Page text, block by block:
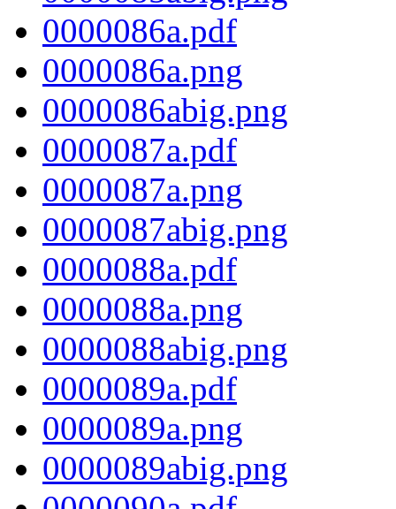
0000086a.pdf
0000086a.png
0000086abig.png
0000087a.pdf
0000087a.png
0000087abig.png
0000088a.pdf
0000088a.png
0000088abig.png
0000089a.pdf
0000089a.png
0000089abig.png